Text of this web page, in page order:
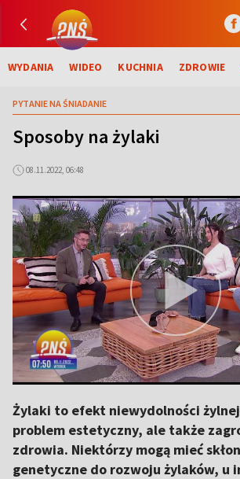
WYDANIA WIDEO KUCHNIA ZDROWIE
PYTANIE NA ŚNIADANIE
Sposoby na żylaki
08.11.2022, 06:48
Żylaki to efekt niewydolności
problem estetyczny, ale także
zdrowia. Niektórzy mogą mieć
genetyczne do rozwoju żylaków, u